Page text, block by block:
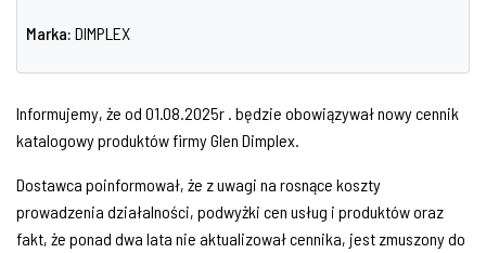
Marka: DIMPLEX
Informujemy, że od 01.08.2025r . będzie obowiązywał nowy cennik
katalogowy produktów firmy Glen Dimplex.
Dostawca poinformował, że z uwagi na rosnące koszty
prowadzenia działalności, podwyżki cen usług i produktów oraz
fakt, że ponad dwa lata nie aktualizował cennika, jest zmuszony do